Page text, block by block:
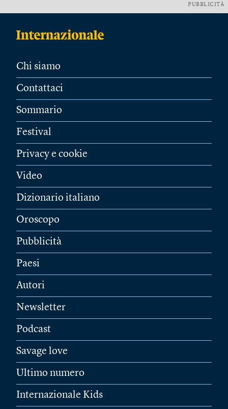
PUBBLICITÀ
Chi siamo
Contattaci
Sommario
Festival
Privacy e cookie
Video
Dizionario italiano
Oroscopo
Pubblicità
Paesi
Autori
Newsletter
Podcast
Savage love
Ultimo numero
Internazionale Kids